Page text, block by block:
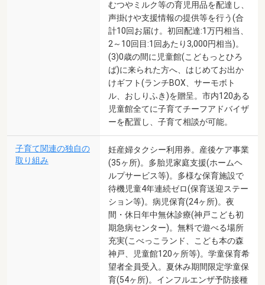
むつやミルク等の育児用品を配達し、
声掛けや支援情報の提供等を行う(合
計10回お届け。初回配達:1万円相当、
2～10回目:1回あたり3,000円相当)。
(3)0歳の間に児童館(こどもっとひろ
ば)に来られた方へ、はじめてお出か
けギフト(ランチBOX、サーモボト
ル、おしりふき)を贈呈。市内120ある
児童館全てに子育てチーフアドバイザ
ーを配置し、子育て相談が可能。
子育て関連の独自の
取り組み
妊産婦タクシー利用券。産後ケア事業
(35ヶ所)。多胎児家庭支援(ホームヘ
ルプサービス等)。多様な保育施設で
待機児童4年連続ゼロ(保育送迎ステー
ション等)。病児保育(24ヶ所)。夜
間・休日年中無休診療(神戸こども初
期急病センター)。無料で遊べる場所
充実(こべっこランド、こども本の森
神戸、児童館120ヶ所等)。学童保育希
望者全員受入。夏休み期間限定学童保
育(54ヶ所)。インフルエンザ予防接種